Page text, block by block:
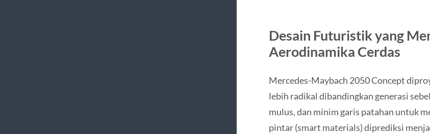
Desain Futuristik yang
Aerodinamika Cerdas
Mercedes-Maybach 2050 Concept
lebih radikal dibandingkan generasi
mulus, dan minim garis patahan untuk
pintar (smart materials) diprediksi